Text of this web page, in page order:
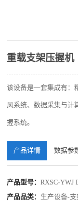
重载支架压握机
该设备是一套集成有：
风系统、数据采集与计
握系统。
产品详情 数据参
产品型号： RXSC-
产品品类： 生产设备-支